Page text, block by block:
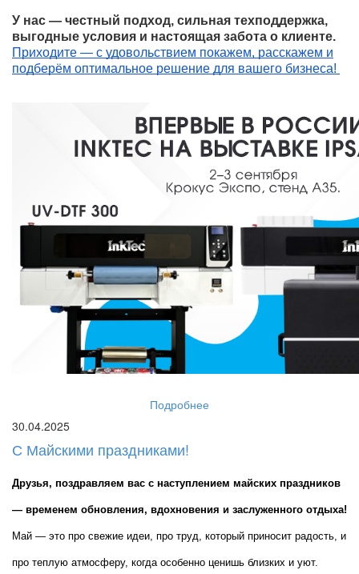
У нас — честный подход, сильная техподдержка,
выгодные условия и настоящая забота о клиенте.
Приходите — с удовольствием покажем, расскажем и
подберём оптимальное решение для вашего бизнеса!
Подробнее
30.04.2025
С Майскими праздниками!
Друзья, поздравляем вас с наступлением майских праздников
— временем обновления, вдохновения и заслуженного отдыха!
Май — это про свежие идеи, про труд, который приносит радость, и
про теплую атмосферу, когда особенно ценишь близких и уют.